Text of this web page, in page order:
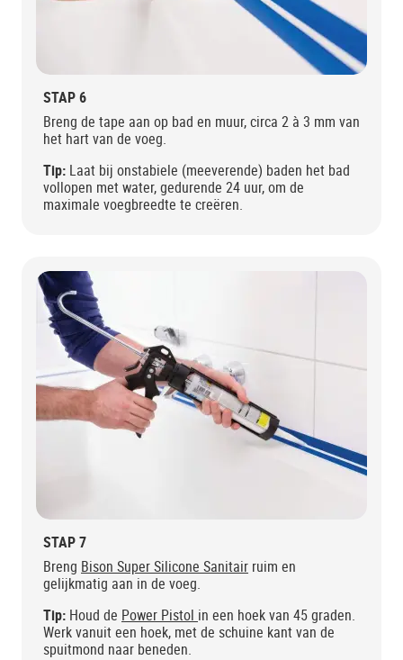
STAP 6
Breng de tape aan op bad en muur, circa 2 à 3 mm van
het hart van de voeg.
Tip: Laat bij onstabiele (meeverende) baden het bad
vollopen met water, gedurende 24 uur, om de
maximale voegbreedte te creëren.
STAP 7
Breng Bison Super Silicone Sanitair ruim en
gelijkmatig aan in de voeg.
Tip: Houd de Power Pistol in een hoek van 45 graden.
Werk vanuit een hoek, met de schuine kant van de
spuitmond naar beneden.